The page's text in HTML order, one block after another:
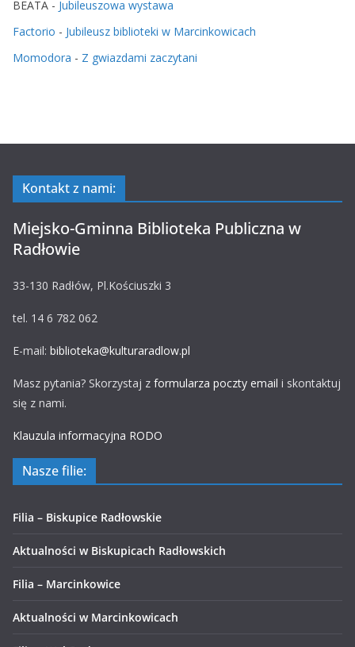
BEATA - Jubileuszowa wystawa
Factorio - Jubileusz biblioteki w Marcinkowicach
Momodora - Z gwiazdami zaczytani
Kontakt z nami:
Miejsko-Gminna Biblioteka Publiczna w
Radłowie
33-130 Radłów, Pl.Kościuszki 3
tel. 14 6 782 062
E-mail: biblioteka@kulturaradlow.pl
Masz pytania? Skorzystaj z formularza poczty email i skontaktuj
się z nami.
Klauzula informacyjna RODO
Nasze filie:
Filia – Biskupice Radłowskie
Aktualności w Biskupicach Radłowskich
Filia – Marcinkowice
Aktualności w Marcinkowicach